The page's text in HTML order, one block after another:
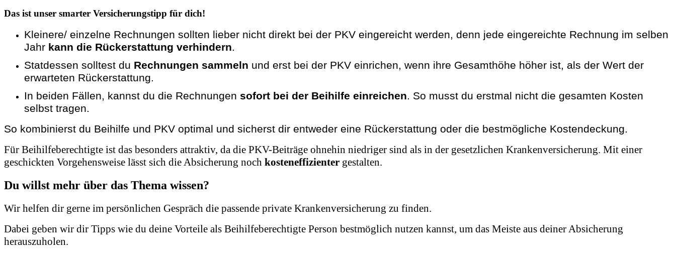
Das ist unser smarter Versicherungstipp für dich!
Kleinere/ einzelne Rechnungen sollten lieber nicht direkt bei der PKV eingereicht werden, denn jede eingereichte Rechnung im selben
Jahr kann die Rückerstattung verhindern.
Statdessen solltest du Rechnungen sammeln und erst bei der PKV einrichen, wenn ihre Gesamthöhe höher ist, als der Wert der
erwarteten Rückerstattung.
In beiden Fällen, kannst du die Rechnungen sofort bei der Beihilfe einreichen. So musst du erstmal nicht die gesamten Kosten
selbst tragen.
So kombinierst du Beihilfe und PKV optimal und sicherst dir entweder eine Rückerstattung oder die bestmögliche Kostendeckung.
Für Beihilfeberechtigte ist das besonders attraktiv, da die PKV-Beiträge ohnehin niedriger sind als in der gesetzlichen Krankenversicherung. Mit einer
geschickten Vorgehensweise lässt sich die Absicherung noch kosteneffizienter gestalten.
Du willst mehr über das Thema wissen?
Wir helfen dir gerne im persönlichen Gespräch die passende private Krankenversicherung zu finden.
Dabei geben wir dir Tipps wie du deine Vorteile als Beihilfeberechtigte Person bestmöglich nutzen kannst, um das Meiste aus deiner Absicherung
herauszuholen.